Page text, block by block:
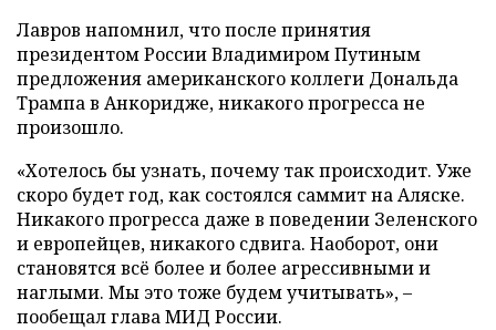
Лавров напомнил, что после принятия
президентом России Владимиром Путиным
предложения американского коллеги Дональда
Трампа в Анкоридже, никакого прогресса не
произошло.
«Хотелось бы узнать, почему так происходит. Уже
скоро будет год, как состоялся саммит на Аляске.
Никакого прогресса даже в поведении Зеленского
и европейцев, никакого сдвига. Наоборот, они
становятся всё более и более агрессивными и
наглыми. Мы это тоже будем учитывать», –
пообещал глава МИД России.